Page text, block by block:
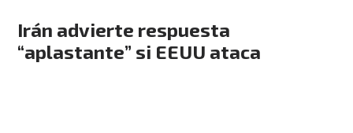
Irán advierte respuesta
“aplastante” si EEUU ataca